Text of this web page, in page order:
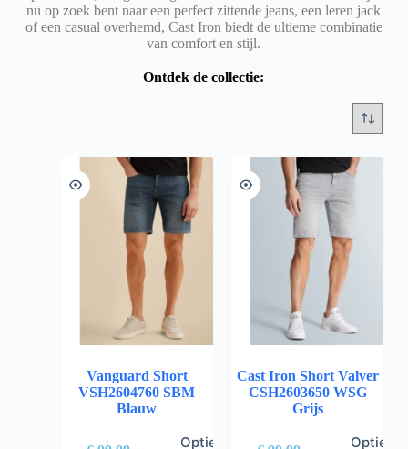
nu op zoek bent naar een perfect zittende jeans, een leren jack
of een casual overhemd, Cast Iron biedt de ultieme combinatie
van comfort en stijl.
Ontdek de collectie:
Vanguard Short
VSH2604760 SBM
Blauw
Opties
Cast Iron Short Valver
CSH2603650 WSG
Grijs
Opties